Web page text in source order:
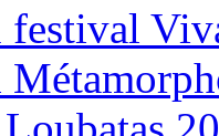
festival